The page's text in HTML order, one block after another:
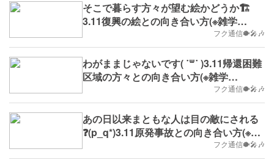
そこで暮らす方々が望む絵かどうか🏗️
3.11復興の絵との向き合い方(※雑学
No.709,2024/3/18(月)～,B.D.+195)フク通信🐡🎤🎶
わがままじゃないです( ˙꒳​˙ )3.11帰還困難
区域の方々との向き合い方(※雑学
フク通信🐡🎤🎶
あの日以来まともな人は目の敵にされる
❓(p_q*)3.11原発事故との向き合い方(※雑
フク通信🐡🎤🎶